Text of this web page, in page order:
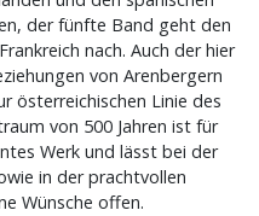
der fünfte Band geht den
nach. Auch der hier
von Arenbergern
österreichischen Linie des
von 500 Jahren ist für
Werk und lässt bei der
in der prachtvollen
Wünsche offen.